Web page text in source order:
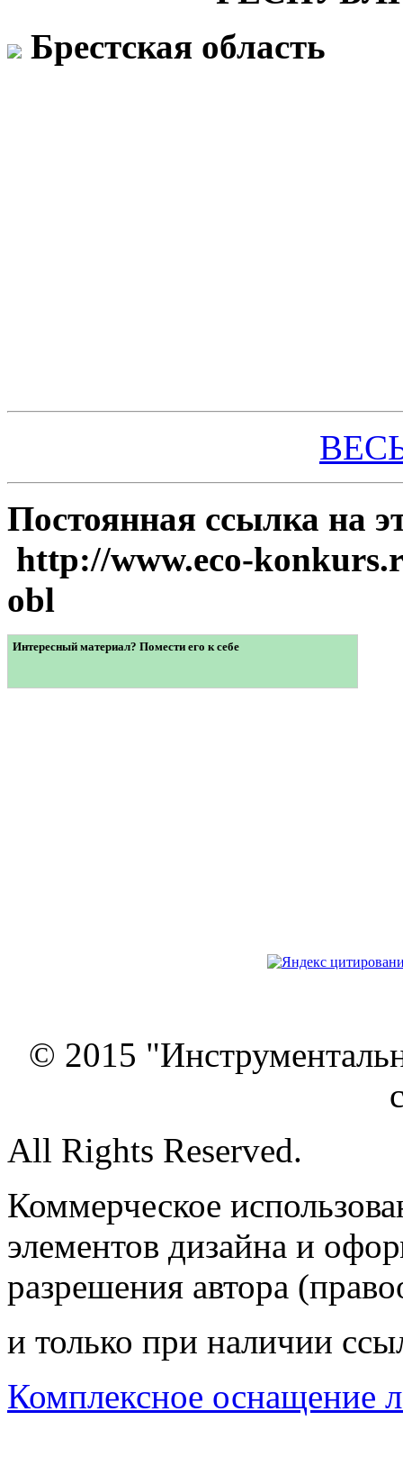
Брестская область
Постоянная
http://www.eco-
obl
Интересный материал? Помести его к себе
© 2015
All Rights Reserved.
Коммерческое
элементов дизайна и
разрешения автора
и только при наличии
Комплексное оснащение